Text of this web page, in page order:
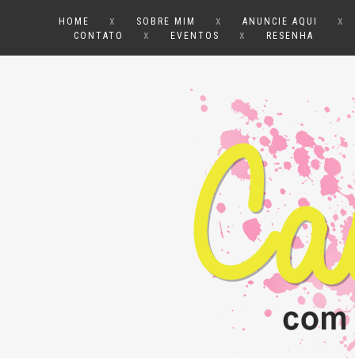
HOME x SOBRE MIM x ANUNCIE AQUI x
CONTATO x EVENTOS x RESENHA